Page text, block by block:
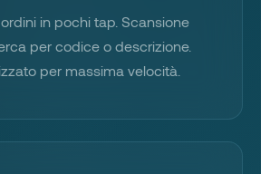
in pochi tap. Scansione
per codice o descrizione.
per massima velocità.